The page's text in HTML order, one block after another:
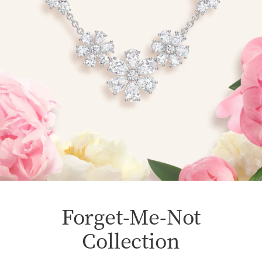
Forget-Me-Not
Collection